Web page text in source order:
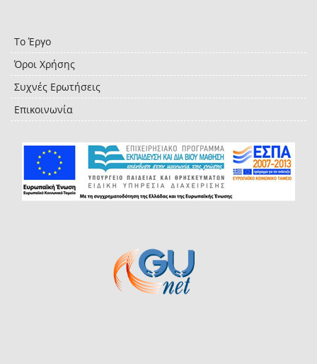
Το Έργο
Όροι Χρήσης
Συχνές Ερωτήσεις
Επικοινωνία